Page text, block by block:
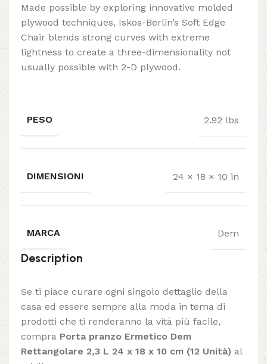
Made possible by exploring innovative molded
plywood techniques, Iskos-Berlin’s Soft Edge
Chair blends strong curves with extreme
lightness to create a three-dimensionality not
usually possible with 2-D plywood.
PESO 2.92 lbs
DIMENSIONI 24 × 18 × 10 in
MARCA Dem
Description
Se ti piace curare ogni singolo dettaglio della
casa ed essere sempre alla moda in tema di
prodotti che ti renderanno la vità più facile,
compra Porta pranzo Ermetico Dem
Rettangolare 2,3 L 24 x 18 x 10 cm (12 Unità) al